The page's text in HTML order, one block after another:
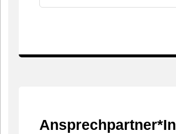
Ansprechpartner*In